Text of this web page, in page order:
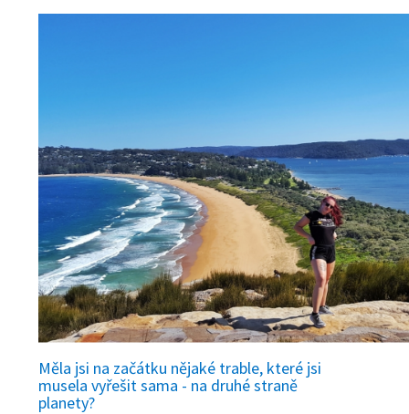
Měla jsi na začátku nějaké trable, které jsi
musela vyřešit sama - na druhé straně
planety?